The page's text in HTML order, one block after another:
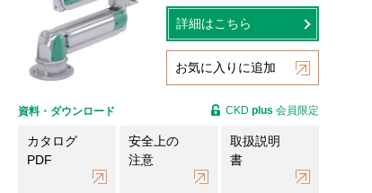
詳細はこちら
お気に入りに追加
資料・ダウンロード
カタログ
PDF
安全上の
注意
取扱説明
書
CKD plus 会員限定